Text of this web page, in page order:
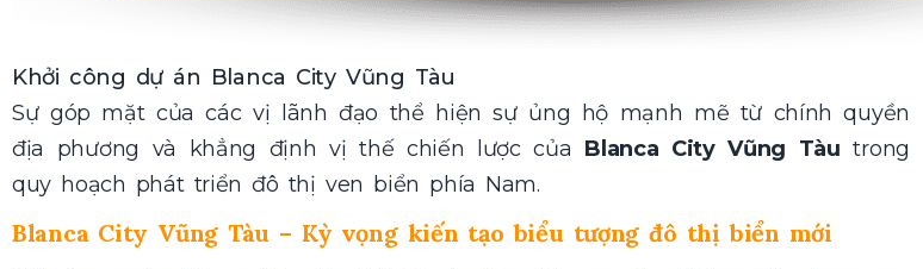
Khởi công dự án Blanca City Vũng Tàu
Sự góp mặt của các vị lãnh đạo thể hiện sự ủng hộ mạnh mẽ từ chính quyền
địa phương và khẳng định vị thế chiến lược của Blanca City Vũng Tàu trong
quy hoạch phát triển đô thị ven biển phía Nam.
Blanca City Vũng Tàu – Kỳ vọng kiến tạo biểu tượng đô thị biển mới